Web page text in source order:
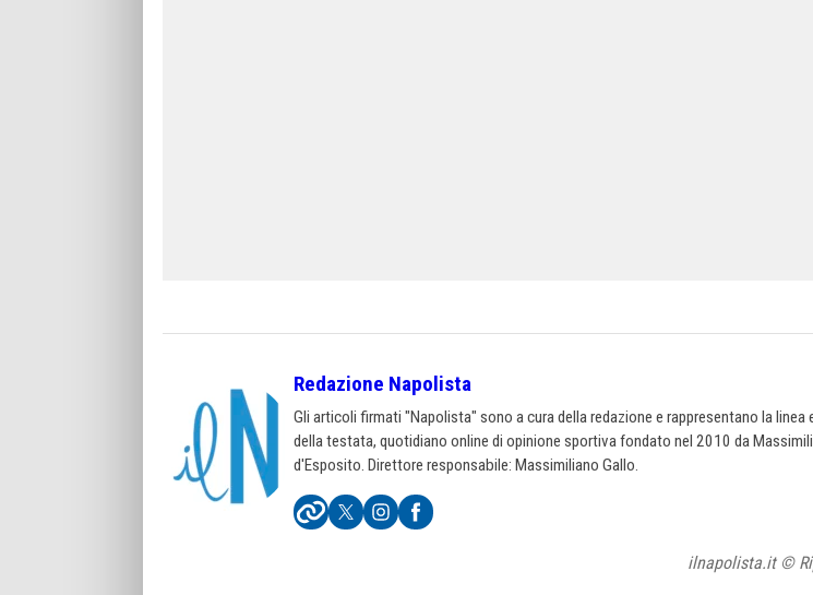
Redazione Napolista
Gli articoli firmati "Napolista" sono a cura della redazione e rappresentano la
della testata, quotidiano online di opinione sportiva fondato nel 2010 da
d'Esposito. Direttore responsabile: Massimiliano Gallo.
ilnapolista.it ©